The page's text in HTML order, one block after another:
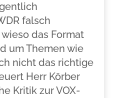
falsch
das Format
um Themen wie
nicht das richtige
Herr Körber
Kritik zur VOX-